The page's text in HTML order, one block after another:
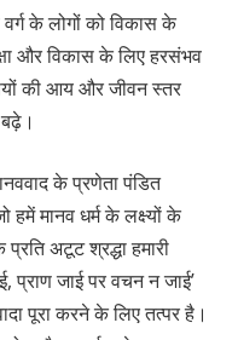
के लोगों को विकास के
और विकास के लिए हरसंभव
की आय और जीवन स्तर
के प्रणेता पंडित
हमें मानव धर्म के लक्ष्यों के
अटूट श्रद्धा हमारी
प्राण जाई पर वचन न जाई’
पूरा करने के लिए तत्पर है।